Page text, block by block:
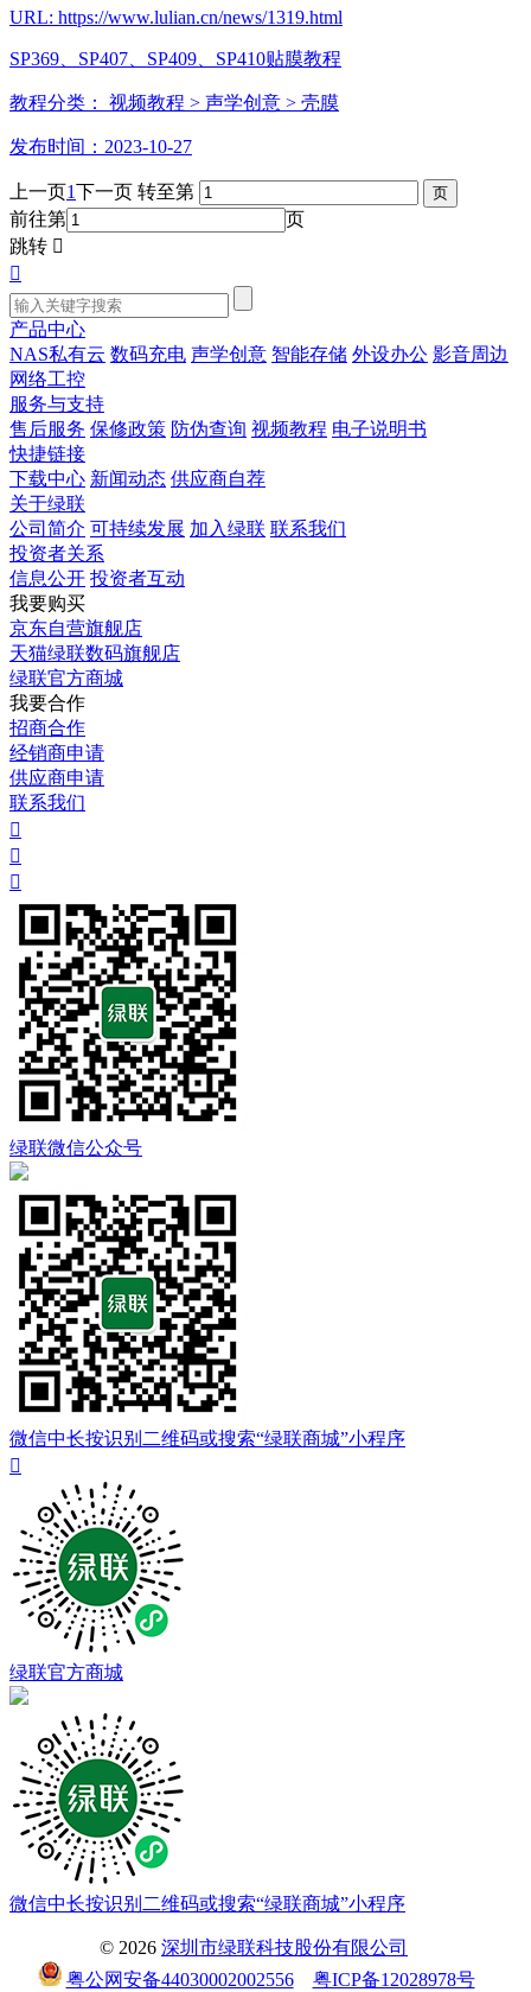
URL: https://www.lulian.cn/news/1319.html
SP369、SP407、SP409、SP410贴膜教程
教程分类： 视频教程 > 声学创意 > 壳膜
发布时间：2023-10-27
上一页1下一页 转至第
前往第
页
跳转 

产品中心
NAS私有云 数码充电 声学创意 智能存储 外设办公 影音周边
网络工控
服务与支持
售后服务 保修政策 防伪查询 视频教程 电子说明书
快捷链接
下载中心 新闻动态 供应商自荐
关于绿联
公司简介 可持续发展 加入绿联 联系我们
投资者关系
信息公开 投资者互动
我要购买
京东自营旗舰店
天猫绿联数码旗舰店
绿联官方商城
我要合作
招商合作
经销商申请
供应商申请
联系我们



绿联微信公众号
微信中长按识别二维码或搜索“绿联商城”小程序

绿联官方商城
微信中长按识别二维码或搜索“绿联商城”小程序
© 2026 深圳市绿联科技股份有限公司
粤公网安备44030002002556
粤ICP备12028978号